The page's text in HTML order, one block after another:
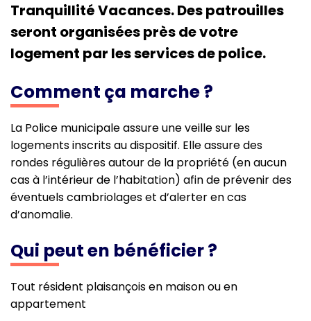
Tranquillité Vacances. Des patrouilles
seront organisées près de votre
logement par les services de police.
Comment ça marche ?
La Police municipale assure une veille sur les
logements inscrits au dispositif. Elle assure des
rondes régulières autour de la propriété (en aucun
cas à l’intérieur de l’habitation) afin de prévenir des
éventuels cambriolages et d’alerter en cas
d’anomalie.
Qui peut en bénéficier ?
Tout résident plaisançois en maison ou en
appartement